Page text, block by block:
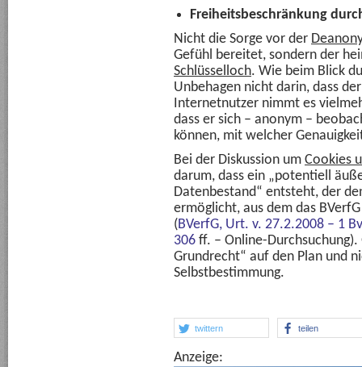
Freiheitsbeschränkung
Nicht die Sorge vor der
Gefühl bereitet, sondern der
Schlüsselloch. Wie beim Blick
Unbehagen nicht darin, dass
Internetnutzer nimmt es
dass er sich – anonym –
können, mit welcher
Bei der Diskussion um Cookies
darum, dass ein „potentiell
Datenbestand“ entsteht, der
ermöglicht, aus dem das
(BVerfG, Urt. v. 27.2.2008 – 1
306 ff. – Online-
Grundrecht“ auf den Plan und
Selbstbestimmung.
twittern teilen
Anzeige: